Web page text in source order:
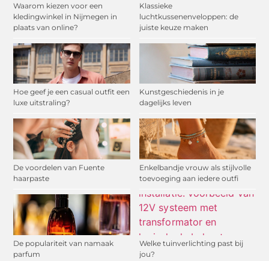
Waarom kiezen voor een
kledingwinkel in Nijmegen in
plaats van online?
Klassieke
luchtkussenenveloppen: de
juiste keuze maken
Hoe geef je een casual outfit een
luxe uitstraling?
Kunstgeschiedenis in je
dagelijks leven
De voordelen van Fuente
haarpaste
Enkelbandje vrouw als stijlvolle
toevoeging aan iedere outfi
De populariteit van namaak
parfum
Welke tuinverlichting past bij
jou?